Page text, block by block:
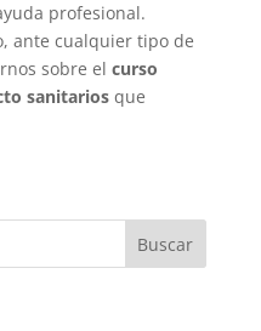
profesional.
ante cualquier tipo de
sobre el curso
sanitariosque